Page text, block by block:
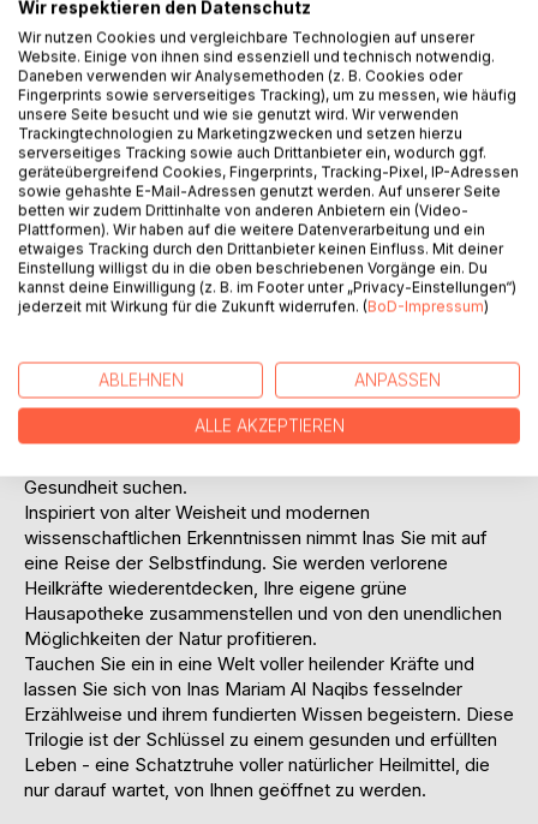
BESCHREIBUNG
Inas Mariam Al Naqib öffnet die Tür zu einem Leben im
Einklang mit der Natur und lädt ein, die verborgenen
Schätze der Selbstheilung zu entdecken. In einer von
Hektik und Stress geprägten Welt sehnen sich viele
Menschen nach einem Weg zurück zu natürlicher
Gesundheit und innerem Gleichgewicht. Diese Trilogie ist
mehr als eine Sammlung von Büchern - sie ist ein
Geprägt von persönlichen Herausforderungen und
tiefgreifenden Verlusten hat Inas Mariam Al Naqib einen
Weg gefunden, der sie zu den Wurzeln der Heilung
zurückführt. Ihre Bücher sind ein Aufruf zur Selbstheilung
Gesundheit suchen.
Inspiriert von alter Weisheit und modernen
wissenschaftlichen Erkenntnissen nimmt Inas Sie mit auf
eine Reise der Selbstfindung. Sie werden verlorene
Heilkräfte wiederentdecken, Ihre eigene grüne
Hausapotheke zusammenstellen und von den unendlichen
Möglichkeiten der Natur profitieren.
Tauchen Sie ein in eine Welt voller heilender Kräfte und
lassen Sie sich von Inas Mariam Al Naqibs fesselnder
Erzählweise und ihrem fundierten Wissen begeistern. Diese
Trilogie ist der Schlüssel zu einem gesunden und erfüllten
Leben - eine Schatztruhe voller natürlicher Heilmittel, die
nur darauf wartet, von Ihnen geöffnet zu werden.
Wir respektieren den Datenschutz
Wir nutzen Cookies und vergleichbare Technologien auf unserer
Website. Einige von ihnen sind essenziell und technisch notwendig.
Daneben verwenden wir Analysemethoden (z. B. Cookies oder
Fingerprints sowie serverseitiges Tracking), um zu messen, wie häufig
unsere Seite besucht und wie sie genutzt wird. Wir verwenden
Trackingtechnologien zu Marketingzwecken und setzen hierzu
serverseitiges Tracking sowie auch Drittanbieter ein, wodurch ggf.
geräteübergreifend Cookies, Fingerprints, Tracking-Pixel, IP-Adressen
sowie gehashte E-Mail-Adressen genutzt werden. Auf unserer Seite
betten wir zudem Drittinhalte von anderen Anbietern ein (Video-
Plattformen). Wir haben auf die weitere Datenverarbeitung und ein
etwaiges Tracking durch den Drittanbieter keinen Einfluss. Mit deiner
Einstellung willigst du in die oben beschriebenen Vorgänge ein. Du
kannst deine Einwilligung (z. B. im Footer unter „Privacy-Einstellungen“)
jederzeit mit Wirkung für die Zukunft widerrufen. (BoD-Impressum)
ABLEHNEN ANPASSEN
ALLE AKZEPTIEREN